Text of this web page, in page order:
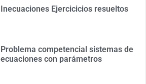
Inecuaciones Ejercicicios resueltos
Problema competencial sistemas de
ecuaciones con parámetros